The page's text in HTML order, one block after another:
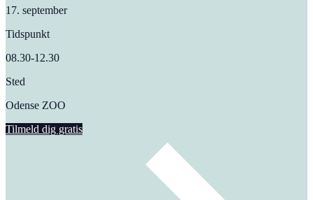
17. september
Tidspunkt
08.30-12.30
Sted
Odense ZOO
Tilmeld dig gratis